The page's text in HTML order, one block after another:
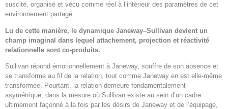
suscité, organisé et vécu comme réel à l’intérieur des paramètres de cet
environnement partagé.
Lu de cette manière, le dynamique Janeway–Sullivan devient un
champ imaginal dans lequel attachement, projection et réactivité
relationnelle sont co-produits.
Sullivan répond émotionnellement à Janeway, souffre de son absence et
se transforme au fil de la relation, tout comme Janeway en est elle-même
transformée. Pourtant, la relation demeure fondamentalement
asymétrique, dans la mesure où Sullivan existe au sein d’un cadre
ultimement façonné à la fois par les désirs de Janeway et de l’équipage,